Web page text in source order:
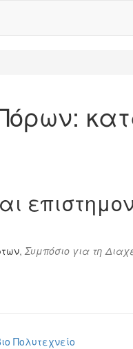
,Συμπόσιο για τη
Πολυτεχνείο